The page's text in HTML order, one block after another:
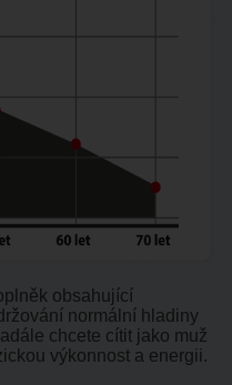
obsahující
normální hladiny
chcete cítit jako muž
výkonnost a energii.